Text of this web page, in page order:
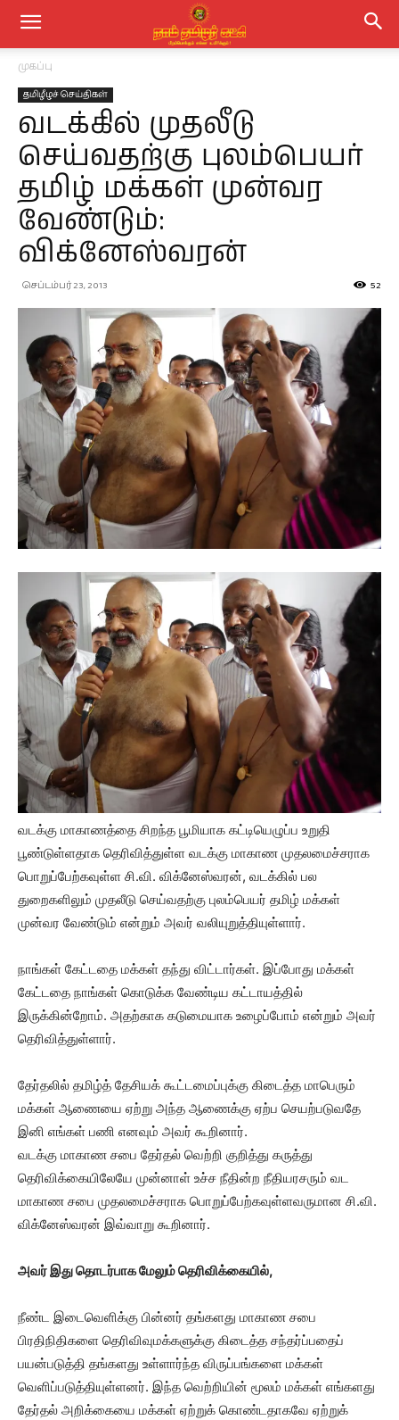
முகப்பு
தமிழீழச் செய்திகள்
வடக்கில் முதலீடு
செய்வதற்கு புலம்பெயர்
தமிழ் மக்கள் முன்வர
வேண்டும்:
விக்னேஸ்வரன்
செப்டம்பர் 23, 2013 52
வடக்கு மாகாணத்தை சிறந்த பூமியாக கட்டியெழுப்ப உறுதி
பூண்டுள்ளதாக தெரிவித்துள்ள வடக்கு மாகாண முதலமைச்சராக
பொறுப்பேற்கவுள்ள சி.வி. விக்னேஸ்வரன், வடக்கில் பல
துறைகளிலும் முதலீடு செய்வதற்கு புலம்பெயர் தமிழ் மக்கள்
முன்வர வேண்டும் என்றும் அவர் வலியுறுத்தியுள்ளார்.
நாங்கள் கேட்டதை மக்கள் தந்து விட்டார்கள். இப்போது மக்கள்
கேட்டதை நாங்கள் கொடுக்க வேண்டிய கட்டாயத்தில்
இருக்கின்றோம். அதற்காக கடுமையாக உழைப்போம் என்றும் அவர்
தெரிவித்துள்ளார்.
தேர்தலில் தமிழ்த் தேசியக் கூட்டமைப்புக்கு கிடைத்த மாபெரும்
மக்கள் ஆணையை ஏற்று அந்த ஆணைக்கு ஏற்ப செயற்படுவதே
இனி எங்கள் பணி எனவும் அவர் கூறினார்.
வடக்கு மாகாண சபை தேர்தல் வெற்றி குறித்து கருத்து
தெரிவிக்கையிலேயே முன்னாள் உச்ச நீதின்ற நீதியரசரும் வட
மாகாண சபை முதலமைச்சராக பொறுப்பேற்கவுள்ளவருமான சி.வி.
விக்னேஸ்வரன் இவ்வாறு கூறினார்.
அவர் இது தொடர்பாக மேலும் தெரிவிக்கையில்,
நீண்ட இடைவெளிக்கு பின்னர் தங்களது மாகாண சபை
பிரதிநிதிகளை தெரிவிவுமக்களுக்கு கிடைத்த சந்தர்ப்பதைப்
பயன்படுத்தி தங்களது உள்ளார்ந்த விருப்பங்களை மக்கள்
வெளிப்படுத்தியுள்ளனர். இந்த வெற்றியின் மூலம் மக்கள் எங்களது
தேர்தல் அறிக்கையை மக்கள் ஏற்றுக் கொண்டதாகவே ஏற்றுக்